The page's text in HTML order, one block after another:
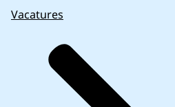
Vacatures